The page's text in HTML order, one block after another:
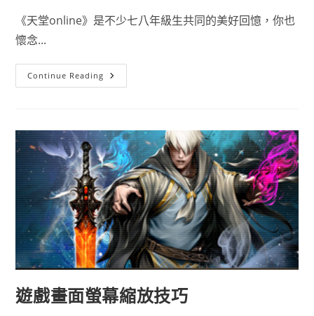
《天堂online》是不少七八年級生共同的美好回憶，你也
懷念...
Continue Reading
遊戲畫面螢幕縮放技巧